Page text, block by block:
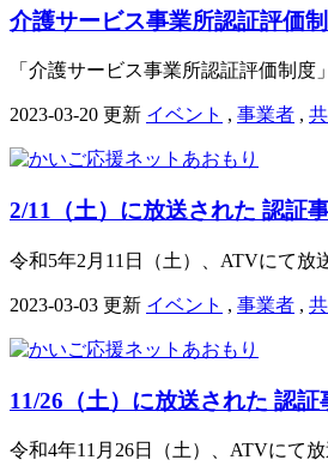
介護サービス事業所認証評価
「介護サービス事業所認証評価制
2023-03-20 更新 イベント , 事業者 ,
2/11（土）に放送された 認証
令和5年2月11日（土）、ATVにて
2023-03-03 更新 イベント , 事業者 ,
11/26（土）に放送された 認
令和4年11月26日（土）、ATVにて